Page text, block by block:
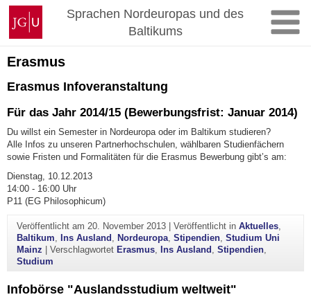
Zum
Inhalt
springen
Johannes
Gutenberg-
Universität
Mainz
Sprachen Nordeuropas und des
Baltikums
Erasmus
Erasmus Infoveranstaltung
Für das Jahr 2014/15 (Bewerbungsfrist: Januar 2014)
Du willst ein Semester in Nordeuropa oder im Baltikum studieren?
Alle Infos zu unseren Partnerhochschulen, wählbaren Studienfächern
sowie Fristen und Formalitäten für die Erasmus Bewerbung gibt’s am:
Dienstag, 10.12.2013
14:00 - 16:00 Uhr
P11 (EG Philosophicum)
Veröffentlicht am 20. November 2013| Veröffentlicht in Aktuelles,
Baltikum Ins Ausland Nordeuropa, Stipendien, Studium Uni
Mainz | Verschlagwortet Erasmus, Ins Ausland Stipendien,
Studium
Infobörse "Auslandsstudium weltweit"